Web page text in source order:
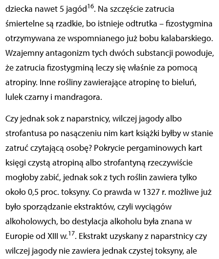
dziecka nawet 5 jagód16. Na szczęście zatrucia
śmiertelne są rzadkie, bo istnieje odtrutka – fizostygmina
otrzymywana ze wspomnianego już bobu kalabarskiego.
Wzajemny antagonizm tych dwóch substancji powoduje,
że zatrucia fizostygminą leczy się właśnie za pomocą
atropiny. Inne rośliny zawierające atropinę to bieluń,
lulek czarny i mandragora.
Czy jednak sok z naparstnicy, wilczej jagody albo
strofantusa po nasączeniu nim kart książki byłby w stanie
zatruć czytającą osobę? Pokrycie pergaminowych kart
księgi czystą atropiną albo strofantyną rzeczywiście
mogłoby zabić, jednak sok z tych roślin zawiera tylko
około 0,5 proc. toksyny. Co prawda w 1327 r. możliwe już
było sporządzanie ekstraktów, czyli wyciągów
alkoholowych, bo destylacja alkoholu była znana w
Europie od XIII w.17. Ekstrakt uzyskany z naparstnicy czy
wilczej jagody nie zawiera jednak czystej toksyny, ale